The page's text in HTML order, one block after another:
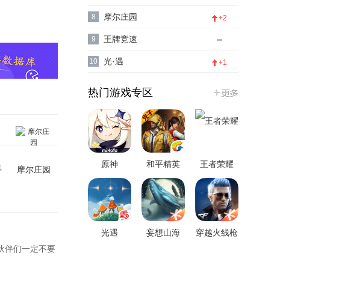
摩尔庄园
伴们一定不要
8 摩尔庄园 +2
9 王牌竞速
10 光·遇 +1
热门游戏专区
原神 和平精英 王者荣耀
光遇 妄想山海 穿越火线枪